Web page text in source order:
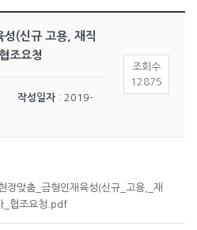
(신규 고용, 재직
조요청
작성일자 : 2019-
조회수
12875
맞춤_금형인재육성(신규_고용,_재
_협조요청.pdf